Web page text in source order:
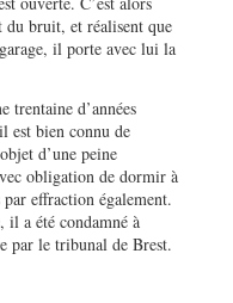
du bruit, et réalisent que
il porte avec lui la
trentaine d’années
est bien connu de
d’une peine
obligation de dormir à
effraction également.
il a été condamné à
par le tribunal de Brest.